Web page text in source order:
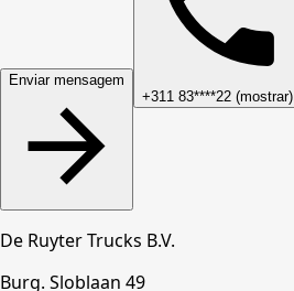
Enviar mensagem
+311 83****22 (mostrar)
De Ruyter Trucks B.V.
Burg. Sloblaan 49